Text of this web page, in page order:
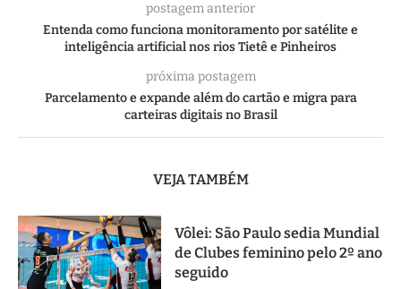
postagem anterior
Entenda como funciona monitoramento por satélite e
inteligência artificial nos rios Tietê e Pinheiros
próxima postagem
Parcelamento e expande além do cartão e migra para
carteiras digitais no Brasil
VEJA TAMBÉM
Vôlei: São Paulo sedia Mundial
de Clubes feminino pelo 2º ano
seguido